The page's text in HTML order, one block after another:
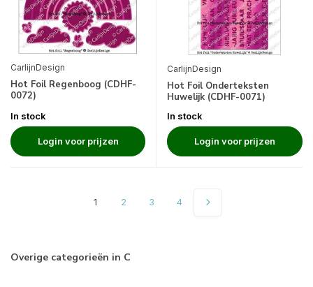
CarlijnDesign
Hot Foil Regenboog (CDHF-
0072)
In stock
Login voor prijzen
CarlijnDesign
Hot Foil Onderteksten
Huwelijk (CDHF-0071)
In stock
Login voor prijzen
1 2 3 4
Overige categorieën in C